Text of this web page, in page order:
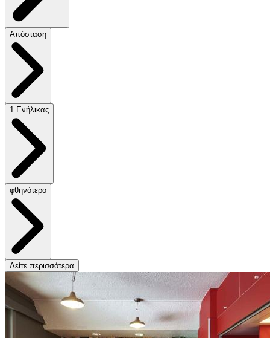
Απόσταση
1 Ενήλικας
φθηνότερο
Δείτε περισσότερα